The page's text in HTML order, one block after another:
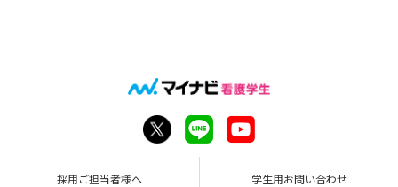
採用ご担当者様へ 学生用お問い合わせ